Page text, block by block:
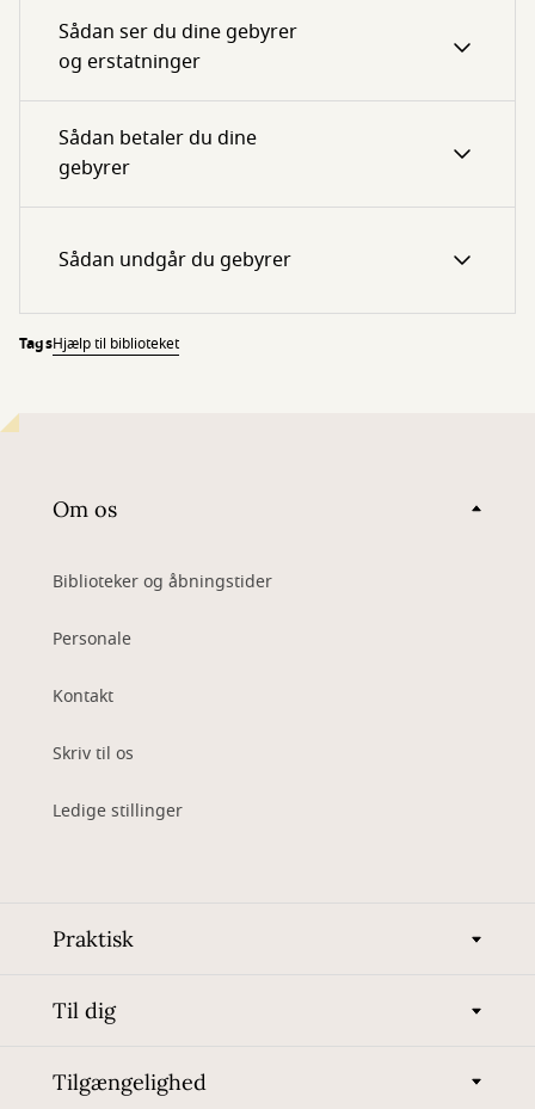
Sådan ser du dine gebyrer
og erstatninger
Sådan betaler du dine
gebyrer
Sådan undgår du gebyrer
TagsHjælp til biblioteket
Om os
Biblioteker og åbningstider
Personale
Kontakt
Skriv til os
Ledige stillinger
Praktisk
Til dig
Tilgængelighed